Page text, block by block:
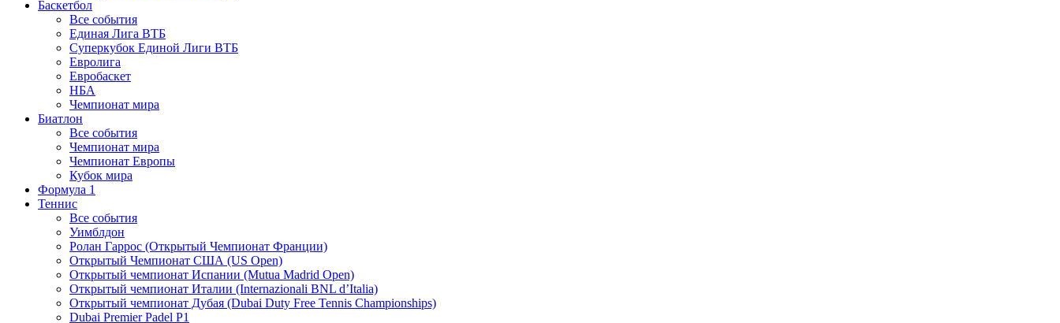
Баскетбол
Все события
Единая Лига ВТБ
Суперкубок Единой Лиги ВТБ
Евролига
Евробаскет
НБА
Чемпионат мира
Биатлон
Все события
Чемпионат мира
Чемпионат Европы
Кубок мира
Формула 1
Теннис
Все события
Уимблдон
Ролан Гаррос (Открытый Чемпионат Франции)
Открытый Чемпионат США (US Open)
Открытый чемпионат Испании (Mutua Madrid Open)
Открытый чемпионат Италии (Internazionali BNL d’Italia)
Открытый чемпионат Дубая (Dubai Duty Free Tennis Championships)
Dubai Premier Padel P1